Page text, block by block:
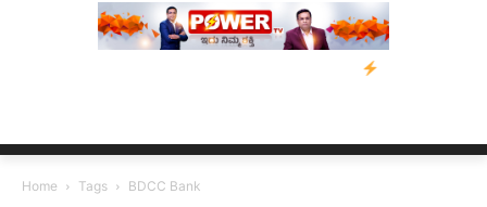
ನ್ಯೂಸ್ ಕಾರ್ಪ್‌ಗೆ
Home Tags BDCC Bank